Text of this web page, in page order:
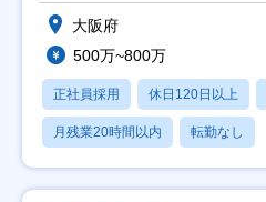
大阪府
500万~800万
正社員採用 休日120日以上
月残業20時間以内 転勤なし